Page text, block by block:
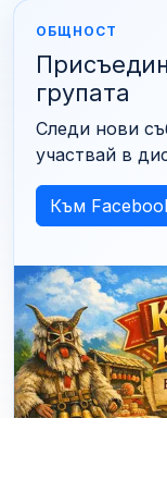
ОБЩНОСТ
групата
Следи нови
участвай в
Към